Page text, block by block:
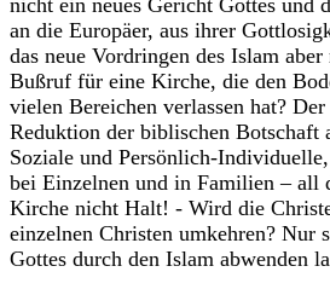
nicht ein neues Gericht Gottes und
an die Europäer, aus ihrer
das neue Vordringen des Islam
Bußruf für eine Kirche, die den
vielen Bereichen verlassen hat?
Reduktion der biblischen Botschaft
Soziale und Persönlich-
bei Einzelnen und in Familien – all
Kirche nicht Halt! - Wird die
einzelnen Christen umkehren? Nur
Gottes durch den Islam abwenden